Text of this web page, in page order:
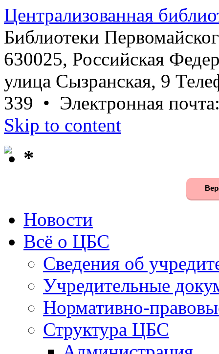
Централизованная
Библиотеки
630025, Российская
улица Сызранская, 9
339 • Электронная
Skip to content
*
Новости
Всё о ЦБС
Сведения об
Учредительные
Нормативно-
Структура ЦБС